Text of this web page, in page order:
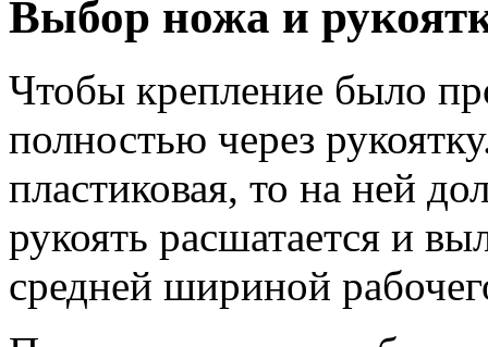
Выбор ножа и
Чтобы крепление было
полностью через
пластиковая, то на ней
рукоять расшатается и
средней шириной